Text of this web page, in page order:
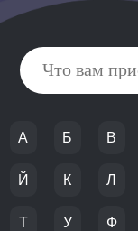
А Б В
Й К Л
Т У Ф